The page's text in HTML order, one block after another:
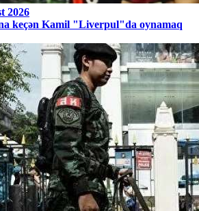
2026
keçən Kamil "Liverpul"da oynamaq